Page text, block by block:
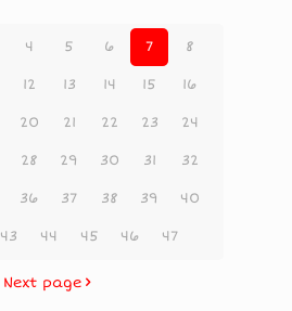
4 5 6 7 8
12 13 14 15 16
20 21 22 23 24
28 29 30 31 32
36 37 38 39 40
43 44 45 46 47
Next page